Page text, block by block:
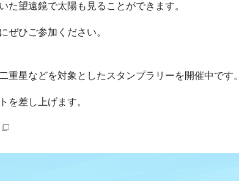
た望遠鏡で太陽も見ることができます。
ぜひご参加ください。
重星などを対象としたスタンプラリーを開催中です。
を差し上げます。